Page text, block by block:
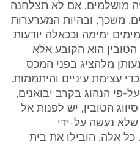
מושלמים, אם לא תצלחנה
משכך, ובהיות המערערות
ימימה וככאלה יודעות
הטובין הוא הקובע אלא
מלהציג בפני המכס
עצימת עיניים והיתממות.
פי הנהוג בקרב יבואנים,
הטובין, יש לפנות אל
נעשה על-ידי
אלה, הובילו את בית